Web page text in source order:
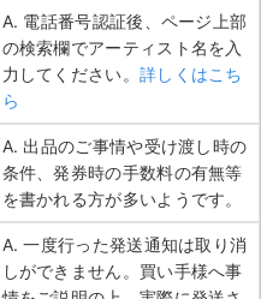
A. 電話番号認証後、ページ上部
の検索欄でアーティスト名を入
力してください。 詳しくはこち
ら
A. 出品のご事情や受け渡し時の
条件、発券時の手数料の有無等
を書かれる方が多いようです。
A. 一度行った発送通知は取り消
しができません。買い手様へ事